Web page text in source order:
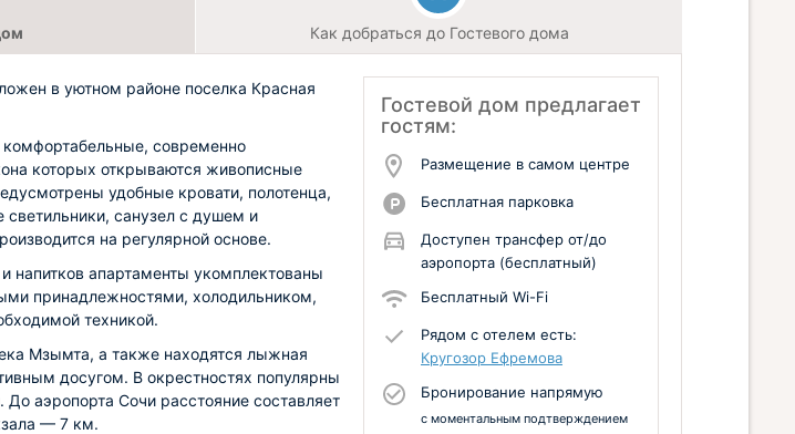
Как добраться до Гостевого дома
Гостевой дом предлагает
гостям:
Размещение в самом центре
Бесплатная парковка
Доступен трансфер от/до
аэропорта (бесплатный)
Бесплатный Wi-Fi
Рядом с отелем есть:
Кругозор Ефремова
Бронирование напрямую
с моментальным подтверждением
в уютном районе поселка Красная
современно
которых открываются живописные
удобные кровати, полотенца,
санузел с душем и
на регулярной основе.
напитков апартаменты укомплектованы
принадлежностями, холодильником,
техникой.
Мзымта, а также находятся лыжная
досугом. В окрестностях популярны
аэропорта Сочи расстояние составляет
— 7 км.